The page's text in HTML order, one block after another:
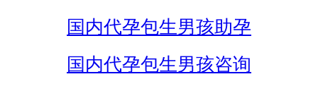
国内代孕包生男孩助孕
国内代孕包生男孩咨询